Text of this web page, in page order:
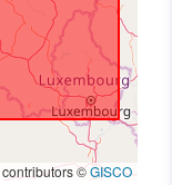
contributors ©GISCO